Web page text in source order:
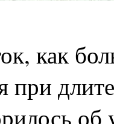
как
при
об